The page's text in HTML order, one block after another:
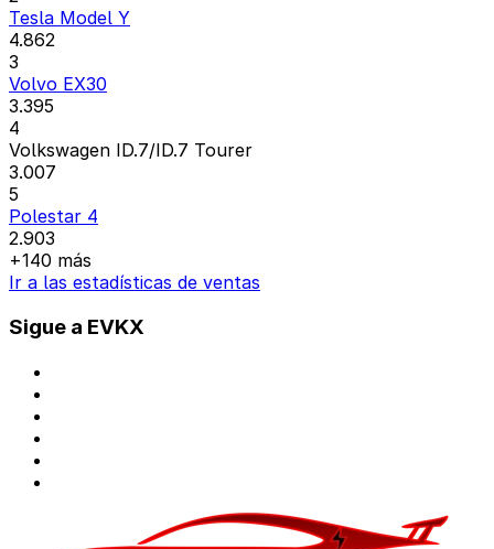
Tesla Model Y
4.862
3
Volvo EX30
3.395
4
Volkswagen ID.7/ID.7 Tourer
3.007
5
Polestar 4
2.903
+140 más
Ir a las estadísticas de ventas
Sigue a EVKX